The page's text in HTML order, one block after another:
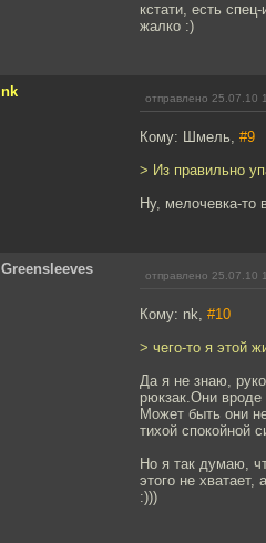
кстати, есть
жалко :)
nk отправлено 25.07.10
Кому: Шмель, #9
> Из правильно
Ну, мелочевка-то
Greensleeves отправлено 25.07.10
Кому: nk, #10
> чего-то я этой
Да я не знаю,
рюкзак.Они вроде
Может быть они
тихой спокойной
Но я так думаю,
этого не хватает,
:)))